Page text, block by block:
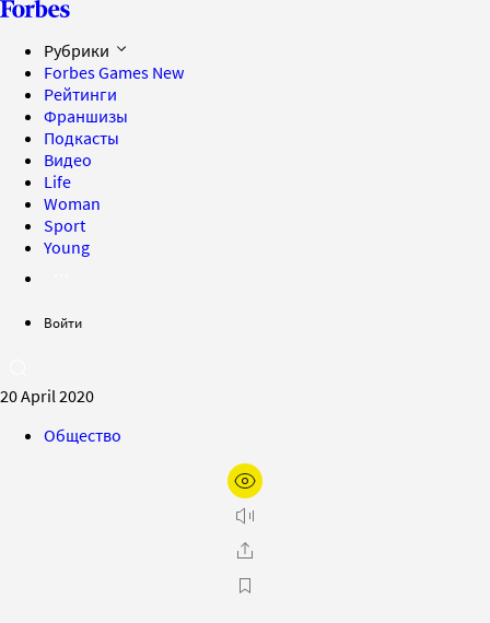
Рубрики
Forbes Games New
Рейтинги
Франшизы
Подкасты
Видео
Life
Woman
Sport
Young
Войти
20 April 2020
Общество